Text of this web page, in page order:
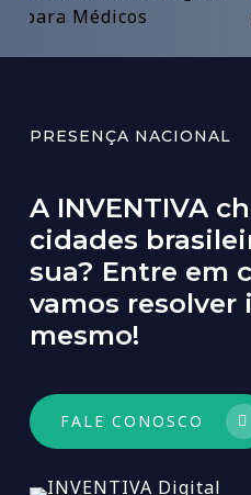
PRESENÇA NACIONAL
A INVENTIVA
cidades
sua? Entre em
vamos resolver
mesmo!
FALE CONOSCO